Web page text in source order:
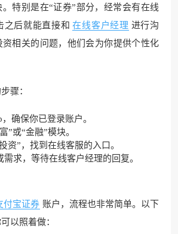
特别是在“证券”部分，经常会有在线
之后就能直接和 在线客户经理 进行沟
相关的问题，他们会为你提供个性化
骤：
确保你已登录账户。
”或“金融”模块。
资”，找到在线客服的入口。
求，等待在线客户经理的回复。
付宝证券 账户，流程也非常简单。以下
以照着做：